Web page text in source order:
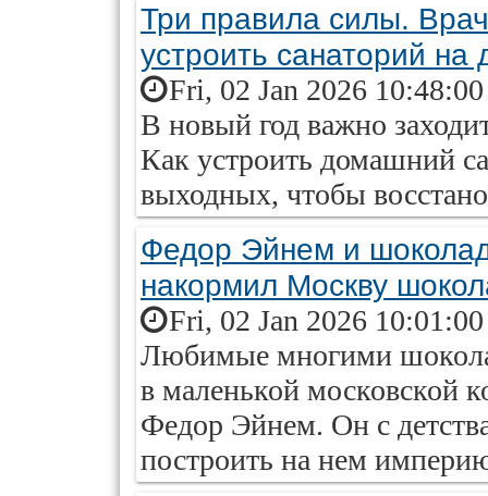
Три правила силы.
устроить санаторий на
Fri, 02 Jan 2026
В новый год важно
Как устроить домашний
выходных, чтобы
Федор Эйнем и
накормил Москву
Fri, 02 Jan 2026
Любимые многими
в маленькой московской
Федор Эйнем. Он с
построить на нем